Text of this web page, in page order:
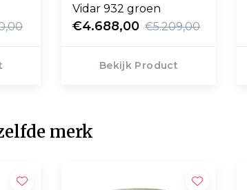
Vidar 932 groen
€4.688,00 €5.209,00
Bekijk Product
merk